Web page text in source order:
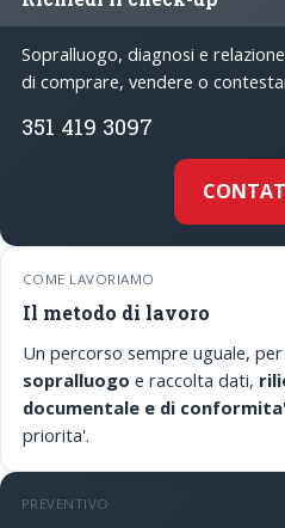
Sopralluogo, diagnosi e
di comprare, vendere o
351 419 3097
COME LAVORIAMO
Il metodo di lavoro
Un percorso sempre uguale,
sopralluogo e raccolta dati,
documentale e di conformita'
priorita'.
PREVENTIVO